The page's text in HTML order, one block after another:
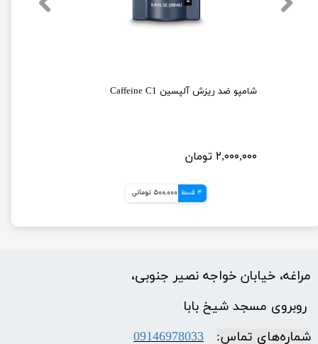
شامپو ضد ریزش آلپسین Caffeine C1
۲,۰۰۰,۰۰۰ تومان
4 قسط 500,000 تومانی
مراغه، خیابان خواجه نصیر جنوبی،
​​​​​​​ روبروی مسجد شیخ بابا
شماره‌‌های تماس:
09146978033